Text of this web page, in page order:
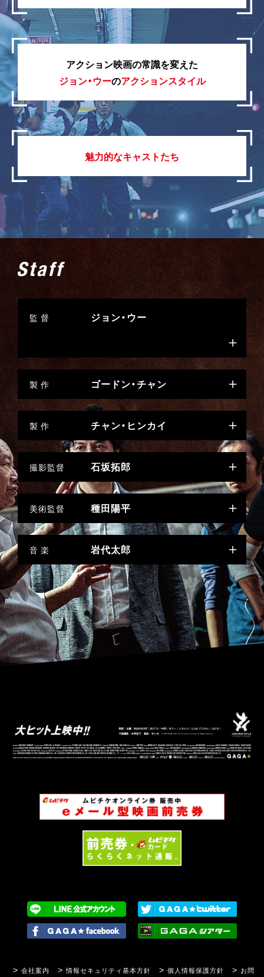
アクション映画の常識を変えた
ジョン・ウーのアクションスタイル
魅力的なキャストたち
監 督 ジョン・ウー
製 作 ゴードン・チャン
製 作 チャン・ヒンカイ
撮影監督 石坂拓郎
美術監督 種田陽平
音 楽 岩代太郎
会社案内 情報セキュリティ基本方針 個人情報保護方針 お問